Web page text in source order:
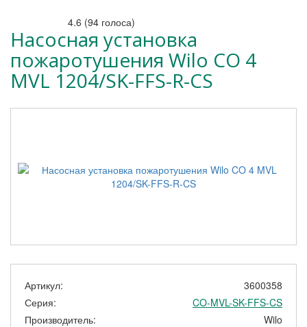
4.6 (94 голоса)
Насосная установка
пожаротушения Wilo CO 4
MVL 1204/SK-FFS-R-CS
Артикул:
3600358
Серия:
CO-MVL-SK-FFS-CS
Производитель:
Wilo